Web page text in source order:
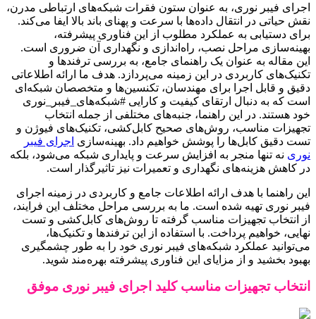
اجرای فیبر نوری، به عنوان ستون فقرات شبکه‌های ارتباطی مدرن،
نقش حیاتی در انتقال داده‌ها با سرعت و پهنای باند بالا ایفا می‌کند.
برای دستیابی به عملکرد مطلوب از این فناوری پیشرفته،
بهینه‌سازی مراحل نصب، راه‌اندازی و نگهداری آن ضروری است.
این مقاله به عنوان یک راهنمای جامع، به بررسی ترفندها و
تکنیک‌های کاربردی در این زمینه می‌پردازد. هدف ما ارائه اطلاعاتی
دقیق و قابل اجرا برای مهندسان، تکنسین‌ها و متخصصان شبکه‌ای
است که به دنبال ارتقای کیفیت و کارایی #شبکه‌های_فیبر_نوری
خود هستند. در این راهنما، جنبه‌های مختلفی از جمله انتخاب
تجهیزات مناسب، روش‌های صحیح کابل‌کشی، تکنیک‌های فیوژن و
تست دقیق کابل‌ها را پوشش خواهیم داد. بهینه‌سازی اجرای فیبر
نوری نه تنها منجر به افزایش سرعت و پایداری شبکه می‌شود، بلکه
در کاهش هزینه‌های نگهداری و تعمیرات نیز تاثیرگذار است.
این راهنما با هدف ارائه اطلاعات جامع و کاربردی در زمینه اجرای
فیبر نوری تهیه شده است. ما به بررسی مراحل مختلف این فرایند،
از انتخاب تجهیزات مناسب گرفته تا روش‌های کابل‌کشی و تست
نهایی، خواهیم پرداخت. با استفاده از این ترفندها و تکنیک‌ها،
می‌توانید عملکرد شبکه‌های فیبر نوری خود را به طور چشمگیری
بهبود بخشید و از مزایای این فناوری پیشرفته بهره‌مند شوید.
انتخاب تجهیزات مناسب کلید اجرای فیبر نوری موفق